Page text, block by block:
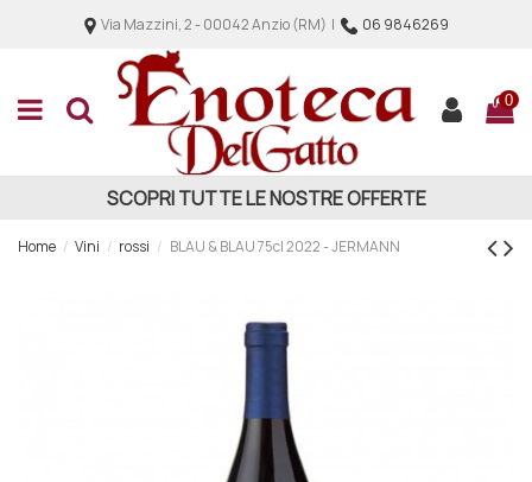
Via Mazzini, 2 - 00042 Anzio (RM) | 06 9846269
0
SCOPRI TUTTE LE NOSTRE OFFERTE
Home Vini rossi BLAU & BLAU 75cl 2022 - JERMANN